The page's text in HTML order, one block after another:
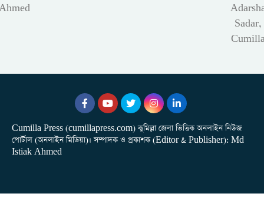
Sadar,
Cumilla Press (cumillapress.com) কুমিল্লা জেলা ভিত্তিক অনলাইন নিউজ
পোর্টাল (অনলাইন মিডিয়া)। সম্পাদক ও প্রকাশক (Editor & Publisher): Md
Istiak Ahmed